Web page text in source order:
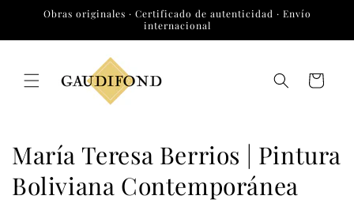
directamente
Obras originales · Certificado de autenticidad · Envío
internacional
Carrito
C
o
María Teresa Berrios | Pintura
Boliviana Contemporánea